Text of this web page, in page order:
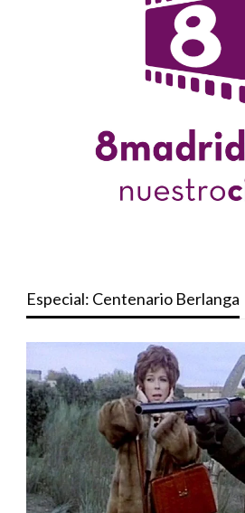
Especial: Centenario Berlanga